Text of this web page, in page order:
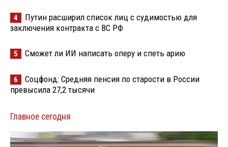
4
Путин расширил список лиц с судимостью для
заключения контракта с ВС РФ
5 Сможет ли ИИ написать оперу и спеть арию
6
Соцфонд: Средняя пенсия по старости в России
превысила 27,2 тысячи
Главное сегодня